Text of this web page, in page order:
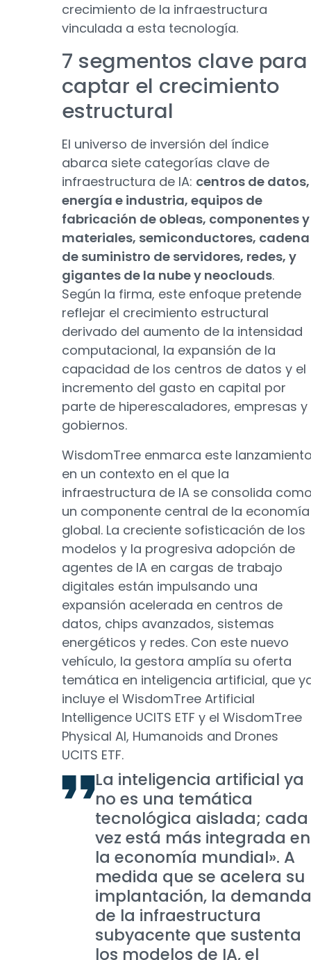
crecimiento de la infraestructura
vinculada a esta tecnología.
7 segmentos clave para
captar el crecimiento
estructural
El universo de inversión del índice
abarca siete categorías clave de
infraestructura de IA: centros de datos,
energía e industria, equipos de
fabricación de obleas, componentes y
materiales, semiconductores, cadena
de suministro de servidores, redes, y
gigantes de la nube y neoclouds.
Según la firma, este enfoque pretende
reflejar el crecimiento estructural
derivado del aumento de la intensidad
computacional, la expansión de la
capacidad de los centros de datos y el
incremento del gasto en capital por
parte de hiperescaladores, empresas y
gobiernos.
WisdomTree enmarca este
en un contexto en el que la
infraestructura de IA se consolida
un componente central de la economía
global. La creciente sofisticación de los
modelos y la progresiva adopción de
agentes de IA en cargas de trabajo
digitales están impulsando una
expansión acelerada en centros de
datos, chips avanzados, sistemas
energéticos y redes. Con este nuevo
vehículo, la gestora amplía su oferta
temática en inteligencia artificial, que
incluye el WisdomTree Artificial
Intelligence UCITS ETF y el WisdomTree
Physical AI, Humanoids and Drones
UCITS ETF.
La inteligencia artificial ya
no es una temática
tecnológica aislada; cada
vez está más integrada en
la economía mundial». A
medida que se acelera su
implantación, la demanda
de la infraestructura
subyacente que sustenta
los modelos de IA, el